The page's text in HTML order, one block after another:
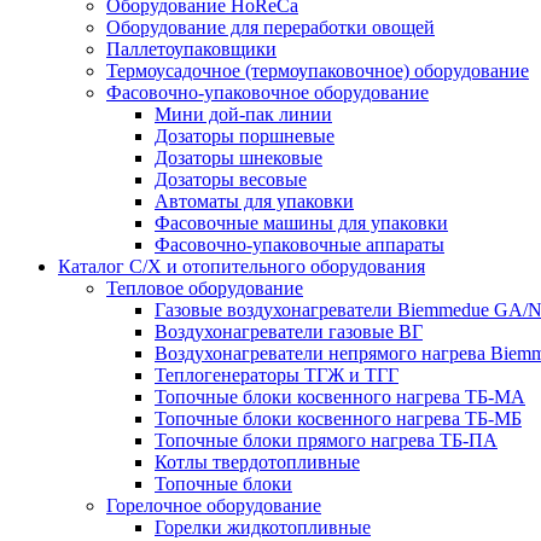
Оборудование HoReCa
Оборудование для переработки овощей
Паллетоупаковщики
Термоусадочное (термоупаковочное) оборудование
Фасовочно-упаковочное оборудование
Мини дой-пак линии
Дозаторы поршневые
Дозаторы шнековые
Дозаторы весовые
Автоматы для упаковки
Фасовочные машины для упаковки
Фасовочно-упаковочные аппараты
Каталог С/Х и отопительного оборудования
Тепловое оборудование
Газовые воздухонагреватели Biemmedue GA/N
Воздухонагреватели газовые ВГ
Воздухонагреватели непрямого нагрева
Теплогенераторы ТГЖ и ТГГ
Топочные блоки косвенного нагрева ТБ-МА
Топочные блоки косвенного нагрева ТБ-МБ
Топочные блоки прямого нагрева ТБ-ПА
Котлы твердотопливные
Топочные блоки
Горелочное оборудование
Горелки жидкотопливные